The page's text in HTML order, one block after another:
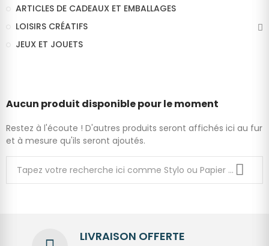
Aucun produit disponible pour le moment
Restez à l'écoute ! D'autres produits seront affichés ici au fur
et à mesure qu'ils seront ajoutés.
ARTICLES DE CADEAUX ET EMBALLAGES
LOISIRS CRÉATIFS
JEUX ET JOUETS
LIVRAISON OFFERTE